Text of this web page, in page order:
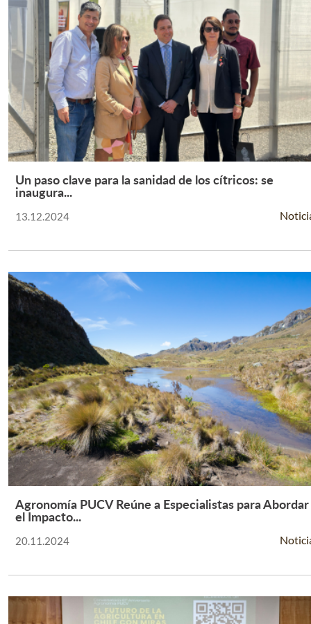
Leer Más +
Un paso clave para la sanidad de los cítricos: se
inaugura...
13.12.2024
Leer Más +
Agronomía PUCV Reúne a Especialistas para Abordar
el Impacto...
20.11.2024